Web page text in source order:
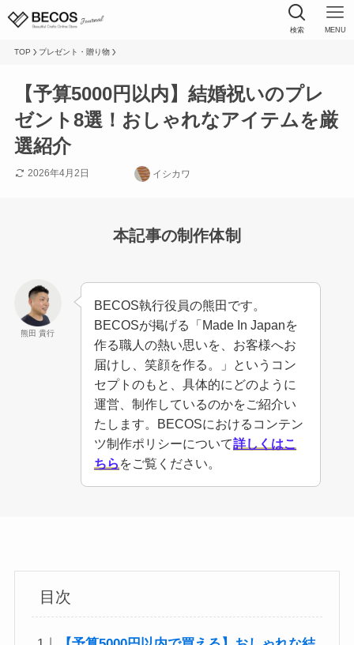
検索 MENU
TOP プレゼント・贈り物
【予算5000円以内】結婚祝いのプレ
ゼント8選！おしゃれなアイテムを厳
選紹介
2026年4月2日 イシカワ
本記事の制作体制
熊田 貴行
BECOS執行役員の熊田です。
BECOSが掲げる「Made In Japanを
作る職人の熱い思いを、お客様へお
届けし、笑顔を作る。」というコン
セプトのもと、具体的にどのように
運営、制作しているのかをご紹介い
たします。BECOSにおけるコンテン
ツ制作ポリシーについて詳しくはこ
ちら をご覧ください。
目次